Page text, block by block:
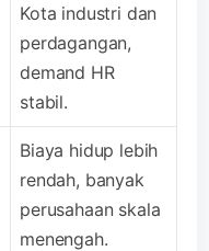
Kota industri dan
perdagangan,
demand HR
stabil.
Biaya hidup lebih
rendah, banyak
perusahaan skala
menengah.